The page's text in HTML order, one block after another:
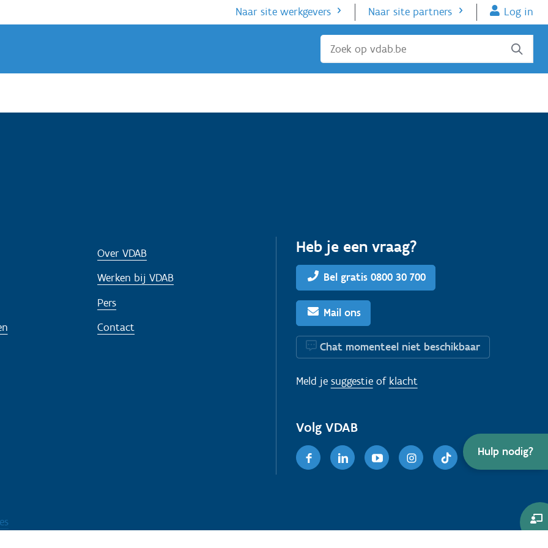
Naar site werkgevers Naar site partners Log in
Sluiten
Hulp nodig?
Over VDAB
Werken bij VDAB
Pers
Contact
Heb je een vraag?
Bel gratis 0800 30 700
Mail ons
Chat momenteel niet beschikbaar
Meld je suggestieof klacht
Volg VDAB
FacebookLinkedinYoutubeInstagramTikTok
Co-